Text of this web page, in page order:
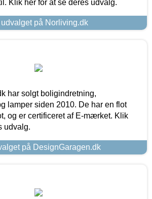
Klik her for at se deres udvalg.
udvalget på Norliving.dk
har solgt boligindretning,
lamper siden 2010. De har en flot
og er certificeret af E-mærket. Klik
udvalg.
på DesignGaragen.dk